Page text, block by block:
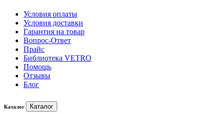
Условия оплаты
Условия доставки
Гарантия на товар
Вопрос-Ответ
Прайс
Библиотека VETRO
Помощь
Отзывы
Блог
Каталог Каталог